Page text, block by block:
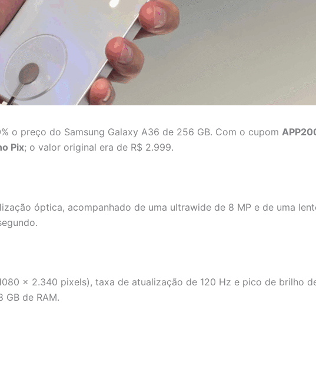
o preço do Samsung Galaxy A36 de 256 GB. Com o cupom
Pix; o valor original era de R$ 2.999.
óptica, acompanhado de uma ultrawide de 8 MP e de uma
× 2.340 pixels), taxa de atualização de 120 Hz e pico de brilho
de RAM.